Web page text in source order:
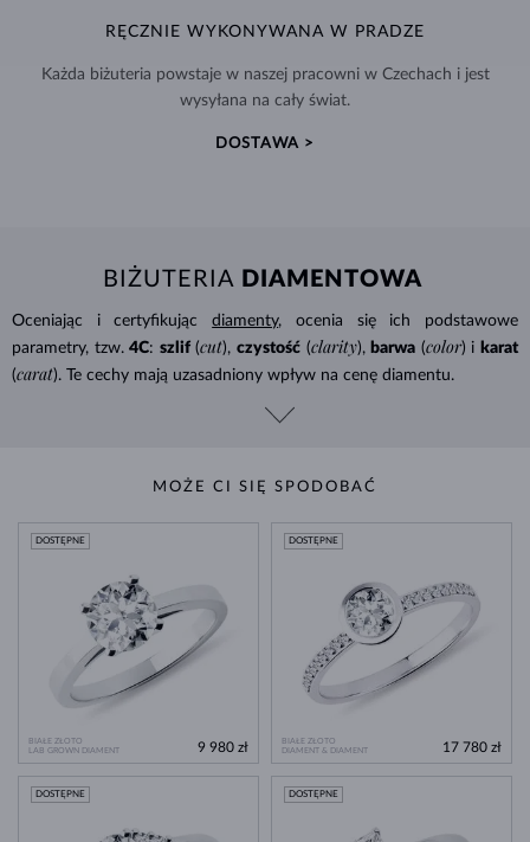
RĘCZNIE WYKONYWANA W PRADZE
Każda biżuteria powstaje w naszej pracowni w Czechach i jest
wysyłana na cały świat.
DOSTAWA >
BIŻUTERIA DIAMENTOWA
Oceniając i certyfikującdiamenty, ocenia się ich podstawowe
parametry, tzw. 4C: szlif (cut), czystość (clarity), barwa (color) i karat
(carat). Te cechy mają uzasadniony wpływ na cenę diamentu.
MOŻE CI SIĘ SPODOBAĆ
BIAŁE ZŁOTO
LAB GROWN DIAMENT
DOSTĘPNE
9 980 zł
BIAŁE ZŁOTO
DIAMENT & DIAMENT
DOSTĘPNE
17 780 zł
DOSTĘPNE DOSTĘPNE